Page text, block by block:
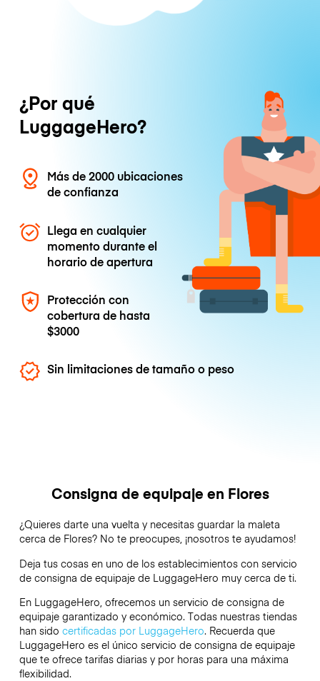
¿Por qué
LuggageHero?
Más de 2000 ubicaciones
de confianza
Llega en cualquier
momento durante el
horario de apertura
Protección con
cobertura de hasta
$3000
Sin limitaciones de tamaño o peso
Consigna de equipaje en Flores
¿Quieres darte una vuelta y necesitas guardar la maleta
cerca de Flores? No te preocupes, ¡nosotros te ayudamos!
Deja tus cosas en uno de los establecimientos con servicio
de consigna de equipaje de LuggageHero muy cerca de ti.
En LuggageHero, ofrecemos un servicio de consigna de
equipaje garantizado y económico. Todas nuestras tiendas
han sido certificadas por LuggageHero. Recuerda que
LuggageHero es el único servicio de consigna de equipaje
que te ofrece tarifas diarias y por horas para una máxima
flexibilidad.